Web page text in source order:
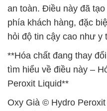
an toàn. Điều này đã
phía khách hàng, đặc
hỏi độ tin cậy cao như y
**Hóa chất đang thay
tìm hiểu về điều này –
Peroxit Liquid**
Oxy Già © Hydro